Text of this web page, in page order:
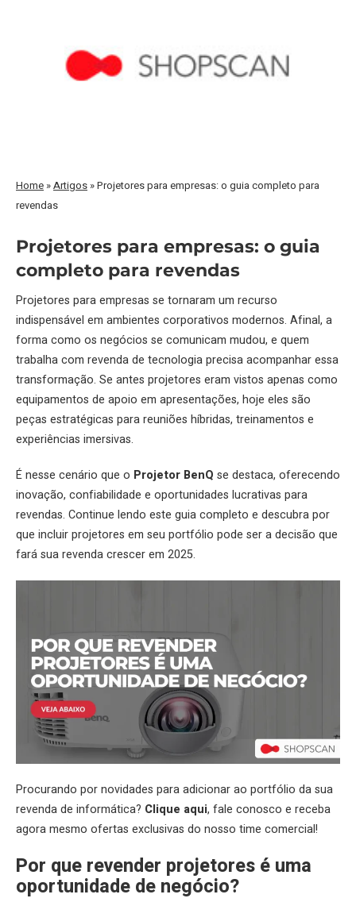
Home »Artigos »Projetores para empresas: o guia completo para
revendas
Projetores para empresas: o guia
completo para revendas
Projetores para empresas se tornaram um recurso
indispensável em ambientes corporativos modernos. Afinal, a
forma como os negócios se comunicam mudou, e quem
trabalha com revenda de tecnologia precisa acompanhar essa
transformação. Se antes projetores eram vistos apenas como
equipamentos de apoio em apresentações, hoje eles são
peças estratégicas para reuniões híbridas, treinamentos e
experiências imersivas.
É nesse cenário que o Projetor BenQ se destaca, oferecendo
inovação, confiabilidade e oportunidades lucrativas para
revendas. Continue lendo este guia completo e descubra por
que incluir projetores em seu portfólio pode ser a decisão que
fará sua revenda crescer em 2025.
Procurando por novidades para adicionar ao portfólio da sua
revenda de informática? Clique aqui, fale conosco e receba
agora mesmo ofertas exclusivas do nosso time comercial!
Por que revender projetores é uma
oportunidade de negócio?